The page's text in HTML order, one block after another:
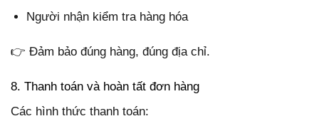
Người nhận kiểm tra hàng hóa
👉 Đảm bảo đúng hàng, đúng địa chỉ.
8. Thanh toán và hoàn tất đơn hàng
Các hình thức thanh toán: